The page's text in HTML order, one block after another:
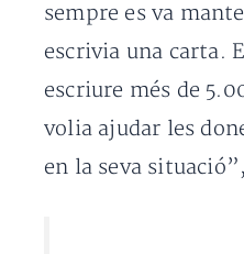
sempre es va
escrivia una carta.
escriure més de
volia ajudar les
en la seva